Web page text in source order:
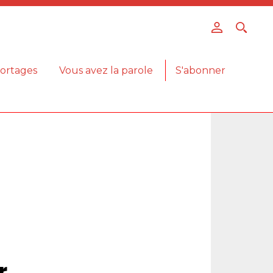
Vous avez la parole S'abonner